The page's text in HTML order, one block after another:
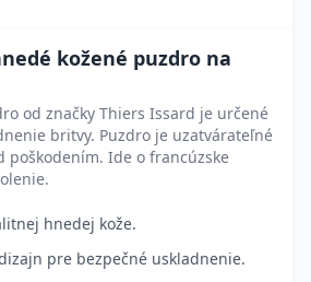
kožené puzdro na
od značky Thiers Issard je určené
britvy. Puzdro je uzatvárateľné
Ide o francúzske
hnedej kože.
pre bezpečné uskladnenie.